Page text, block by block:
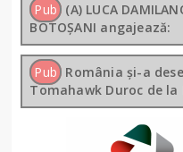
Pub (A) LUCA
BOTOȘANI angajează:
Pub România și-a
Tomahawk Duroc de la